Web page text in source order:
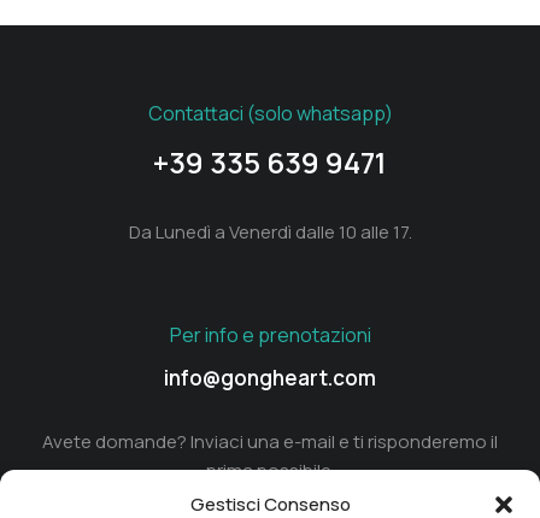
Gestisci Consenso
Contattaci (solo whatsapp)
+39 335 639 9471
Da Lunedì a Venerdì dalle 10 alle 17.
Per info e prenotazioni
info@gongheart.com
Avete domande? Inviaci una e-mail e ti risponderemo il
prima possibile.